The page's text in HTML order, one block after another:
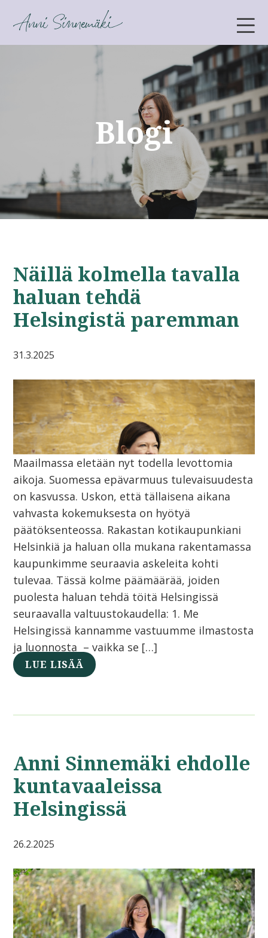
ANNI SINNEMÄKI
Blogi
Näillä kolmella tavalla
haluan tehdä
Helsingistä paremman
31.3.2025
Maailmassa eletään nyt todella levottomia
aikoja. Suomessa epävarmuus tulevaisuudesta
on kasvussa. Uskon, että tällaisena aikana
vahvasta kokemuksesta on hyötyä
päätöksenteossa. Rakastan kotikaupunkiani
Helsinkiä ja haluan olla mukana rakentamassa
kaupunkimme seuraavia askeleita kohti
tulevaa. Tässä kolme päämäärää, joiden
puolesta haluan tehdä töitä Helsingissä
seuraavalla valtuustokaudella: 1. Me
Helsingissä kannamme vastuumme ilmastosta
ja luonnosta – vaikka se […]
LUE LISÄÄ
Anni Sinnemäki ehdolle
kuntavaaleissa
Helsingissä
26.2.2025